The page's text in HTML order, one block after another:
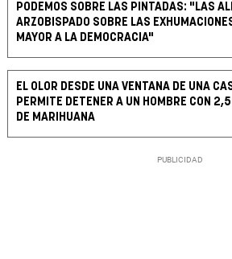
PODEMOS SOBRE LAS PINTADAS: "LAS
ARZOBISPADO SOBRE LAS
MAYOR A LA DEMOCRACIA"
EL OLOR DESDE UNA VENTANA DE UNA
PERMITE DETENER A UN HOMBRE CON
DE MARIHUANA